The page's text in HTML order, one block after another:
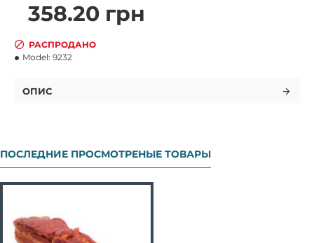
358.20 грн
РАСПРОДАНО
Model: 9232
ОПИС
ПОСЛЕДНИЕ ПРОСМОТРЕНЫЕ ТОВАРЫ